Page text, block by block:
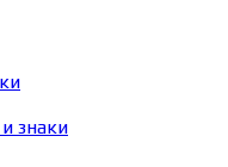
знаки